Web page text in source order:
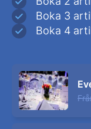
Boka 3
Boka 4